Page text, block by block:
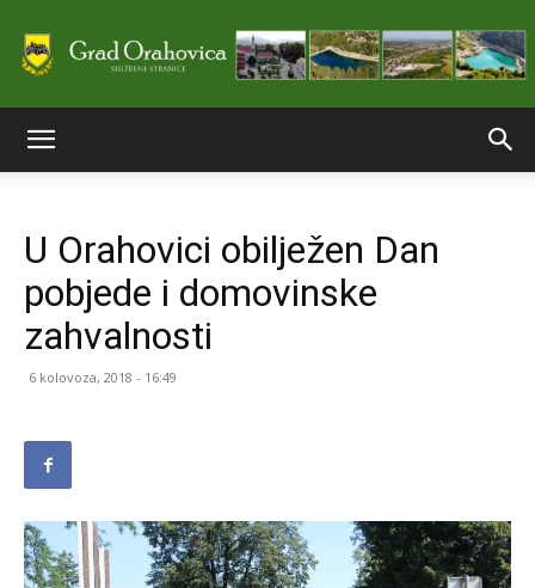
stranice
U Orahovici obilježen Dan
pobjede i domovinske
zahvalnosti
6 kolovoza, 2018 - 16:49